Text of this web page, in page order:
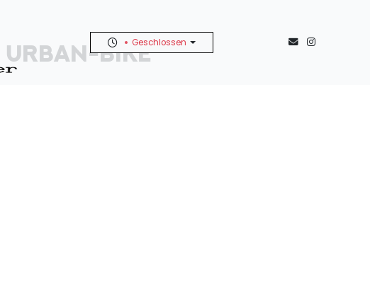
Geschlossen
URBAN-BIKE